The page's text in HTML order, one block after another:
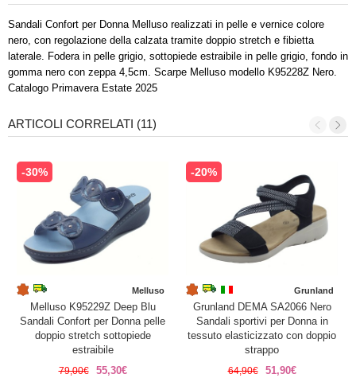
Sandali Confort per Donna Melluso realizzati in pelle e vernice colore
nero, con regolazione della calzata tramite doppio stretch e fibietta
laterale. Fodera in pelle grigio, sottopiede estraibile in pelle grigio, fondo in
gomma nero con zeppa 4,5cm. Scarpe Melluso modello K95228Z Nero.
Catalogo Primavera Estate 2025
ARTICOLI CORRELATI (11)
-30%
Melluso
Melluso K95229Z Deep Blu
Sandali Confort per Donna pelle
doppio stretch sottopiede
estraibile
79,00€ 55,30€
-20%
Grunland
Grunland DEMA SA2066 Nero
Sandali sportivi per Donna in
tessuto elasticizzato con doppio
strappo
64,90€ 51,90€